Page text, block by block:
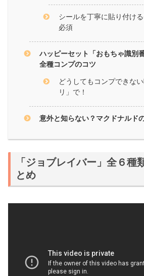
シールを丁寧に貼り付け
必須
ハッピーセット「おもちゃ識別
全種コンプのコツ
どうしてもコンプできな
リ」で！
意外と知らない？マクドナルド
「ジョブレイバー」全６
とめ